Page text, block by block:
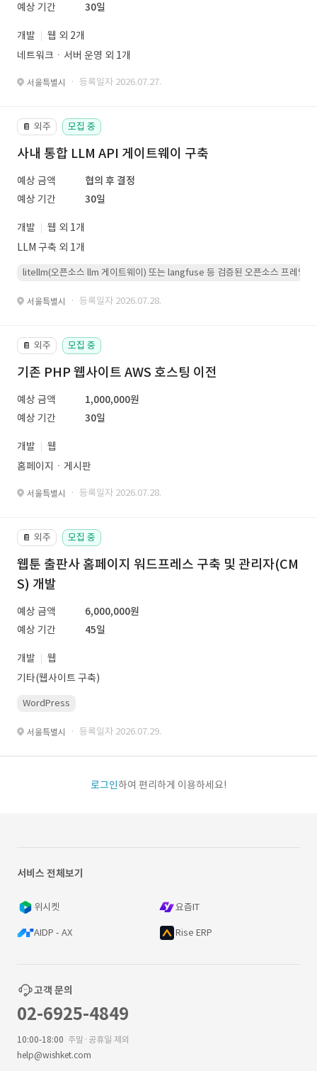
예상 기간
30일
개발
웹 외 2개
네트워크ㆍ서버 운영 외 1개
서울특별시 · 등록일자 2026.07.27.
📔 외주 모집 중
사내 통합 LLM API 게이트웨이 구축
예상 금액
협의 후 결정
예상 기간
30일
개발
웹 외 1개
LLM 구축 외 1개
litellm(오픈소스 llm 게이트웨이) 또는 langfuse 등 검증된 오픈소스 프레임워
서울특별시 · 등록일자 2026.07.28.
📔 외주 모집 중
기존 PHP 웹사이트 AWS 호스팅 이전
예상 금액
1,000,000원
예상 기간
30일
개발
웹
홈페이지ㆍ게시판
서울특별시 · 등록일자 2026.07.28.
📔 외주 모집 중
웹툰 출판사 홈페이지 워드프레스 구축 및 관리자(CM
S) 개발
예상 금액
6,000,000원
예상 기간
45일
개발
웹
기타(웹사이트 구축)
WordPress
서울특별시 · 등록일자 2026.07.29.
로그인하여 편리하게 이용하세요!
서비스 전체보기
위시켓 요즘IT
AIDP - AX Rise ERP
고객 문의
02-6925-4849
10:00-18:00 주말·공휴일 제외
help@wishket.com